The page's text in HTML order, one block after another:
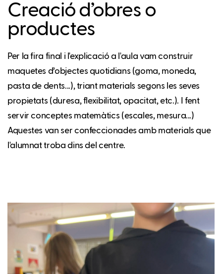
Creació d’obres o
productes
Per la fira final i l'explicació a l'aula vam construir
maquetes d’objectes quotidians (goma, moneda,
pasta de dents...), triant materials segons les seves
propietats (duresa, flexibilitat, opacitat, etc.). I fent
servir conceptes matemàtics (escales, mesura...)
Aquestes van ser confeccionades amb materials que
l'alumnat troba dins del centre.